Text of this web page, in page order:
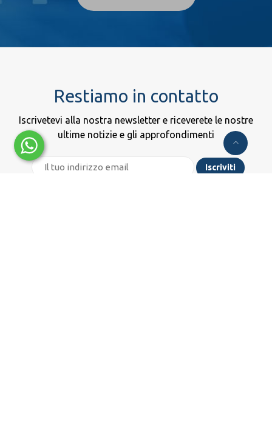
Restiamo in contatto
Iscrivetevi alla nostra newsletter e riceverete le nostre
ultime notizie e gli approfondimenti